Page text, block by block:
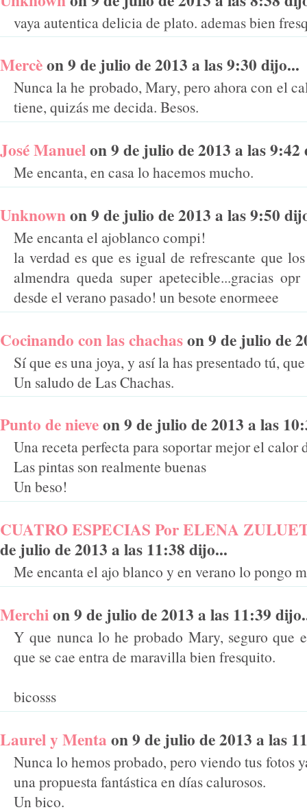
vaya autentica delicia de plato. ademas bien
Mercèon 9 de julio de 2013 a las 9:30 dijo...
Nunca la he probado, Mary, pero ahora con el
tiene, quizás me decida. Besos.
José Manuelon 9 de julio de 2013 a las 9:42
Me encanta, en casa lo hacemos mucho.
Unknownon 9 de julio de 2013 a las 9:50
Me encanta el ajoblanco compi!
la verdad es que es igual de refrescante que
almendra queda super apetecible...gracias
desde el verano pasado! un besote enormeee
Cocinando con las chachason 9 de julio de
Sí que es una joya, y así la has presentado tú,
Un saludo de Las Chachas.
Punto de nieveon 9 de julio de 2013 a las
Una receta perfecta para soportar mejor el calor
Las pintas son realmente buenas
Un beso!
CUATRO ESPECIAS Por ELENA
de julio de 2013 a las 11:38 dijo...
Me encanta el ajo blanco y en verano lo pongo
Merchion 9 de julio de 2013 a las 11:39
Y que nunca lo he probado Mary, seguro que
que se cae entra de maravilla bien fresquito.
bicosss
Laurel y Menta on 9 de julio de 2013 a las
Nunca lo hemos probado, pero viendo tus fotos
una propuesta fantástica en días calurosos.
Un bico.